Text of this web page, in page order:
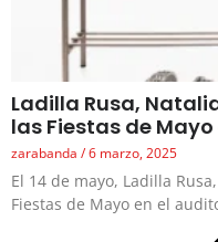
Ladilla Rusa,
las Fiestas de Mayo
zarabanda 6 marzo, 2025
El 14 de mayo, Ladilla
Fiestas de Mayo en el